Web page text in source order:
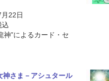
22日
込
神”によるカード・セ
さま－アシュタール